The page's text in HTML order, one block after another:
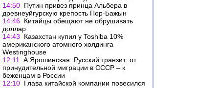
14:50 Путин привез принца Альбера в
древнеуйгурскую крепость Пор-Бажын
14:46 Китайцы обещают не обрушивать
доллар
14:43
Казахстан купил у Toshiba 10%
американского атомного холдинга
Westinghouse
12:11
А.Ярошинская: Русский транзит: от
принудительной миграции в СССР – к
беженцам в России
12:10 Глава китайской компании повесился